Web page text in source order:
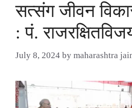
सत्संग जीवन
: पं.
July 8, 2024 by maharashtra